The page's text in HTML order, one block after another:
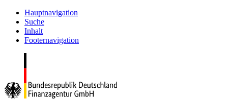
Hauptnavigation
Suche
Inhalt
Footernavigation